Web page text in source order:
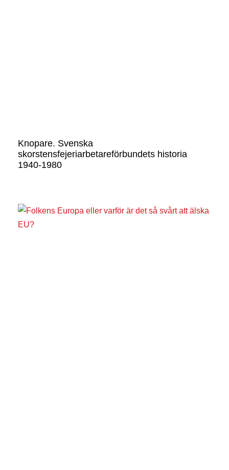
Knopare. Svenska
skorstensfejeriarbetareförbundets historia
1940-1980